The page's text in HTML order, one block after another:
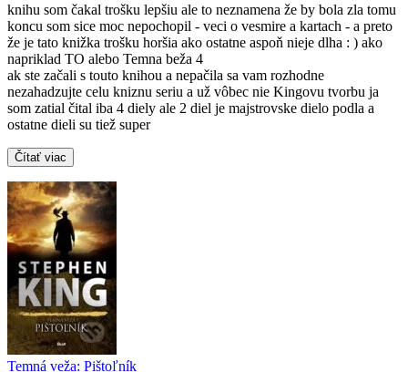
knihu som čakal trošku lepšiu ale to neznamena že by bola zla tomu
koncu som sice moc nepochopil - veci o vesmire a kartach - a preto
že je tato knižka trošku horšia ako ostatne aspoň nieje dlha : ) ako
napriklad TO alebo Temna beža 4
ak ste začali s touto knihou a nepačila sa vam rozhodne
nezahadzujte celu kniznu seriu a už vôbec nie Kingovu tvorbu ja
som zatial čital iba 4 diely ale 2 diel je majstrovske dielo podla a
ostatne dieli su tiež super
Čítať viac
Temná veža: Pištoľník